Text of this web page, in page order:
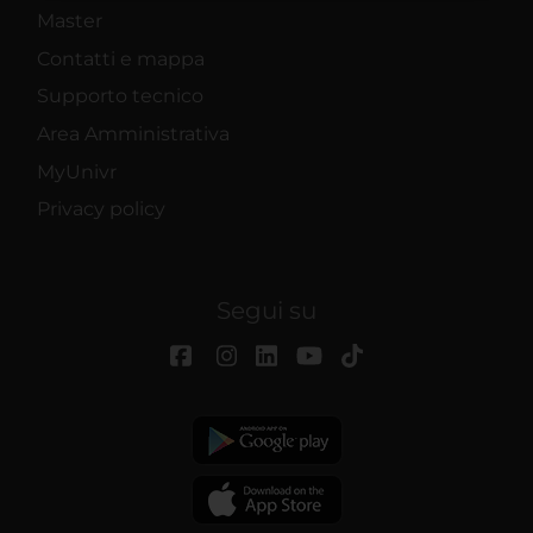
Master
Contatti e mappa
Supporto tecnico
Area Amministrativa
MyUnivr
Privacy policy
Segui su